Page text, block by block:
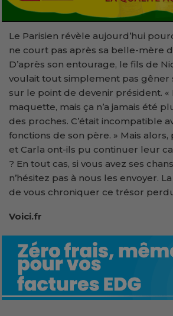
Le Parisien révèle aujourd’hui
ne court pas après sa belle-mère
D’après son entourage, le fils de
voulait tout simplement pas gêner
sur le point de devenir président. «
maquette, mais ça n’a jamais été
des proches. C’était incompatible
fonctions de son père. » Mais
et Carla ont-ils pu continuer leur
? En tout cas, si vous avez ses
n’hésitez pas à nous les envoyer.
de vous chroniquer ce trésor
Voici.fr